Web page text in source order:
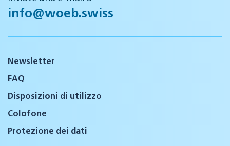
info@woeb.swiss
Newsletter
FAQ
Disposizioni di utilizzo
Colofone
Protezione dei dati